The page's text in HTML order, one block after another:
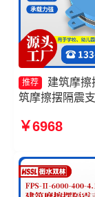
推荐
建筑摩擦
筑摩擦摆隔震
擦摆式减隔震支
￥6968